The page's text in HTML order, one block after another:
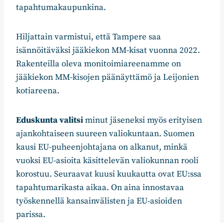
tapahtumakaupunkina.
Hiljattain varmistui, että Tampere saa
isännöitäväksi jääkiekon MM-kisat vuonna 2022.
Rakenteilla oleva monitoimiareenamme on
jääkiekon MM-kisojen päänäyttämö ja Leijonien
kotiareena.
Eduskunta valitsiminut jäseneksi myös erityisen
ajankohtaiseen suureen valiokuntaan. Suomen
kausi EU-puheenjohtajana on alkanut, minkä
vuoksi EU-asioita käsittelevän valiokunnan rooli
korostuu. Seuraavat kuusi kuukautta ovat EU:ssa
tapahtumarikasta aikaa. On aina innostavaa
työskennellä kansainvälisten ja EU-asioiden
parissa.